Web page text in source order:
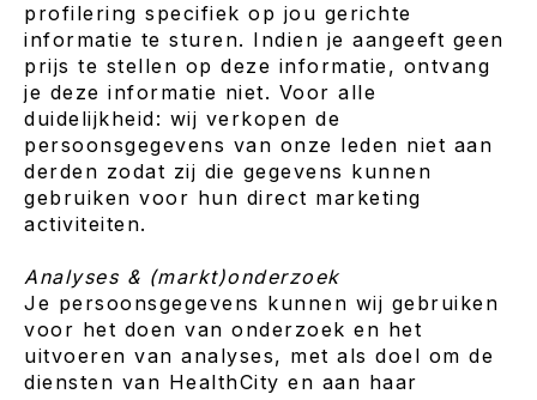
profilering specifiek op jou gerichte
informatie te sturen. Indien je aangeeft geen
prijs te stellen op deze informatie, ontvang
je deze informatie niet. Voor alle
duidelijkheid: wij verkopen de
persoonsgegevens van onze leden niet aan
derden zodat zij die gegevens kunnen
gebruiken voor hun direct marketing
activiteiten.
Analyses & (markt)onderzoek
Je persoonsgegevens kunnen wij gebruiken
voor het doen van onderzoek en het
uitvoeren van analyses, met als doel om de
diensten van HealthCity en aan haar